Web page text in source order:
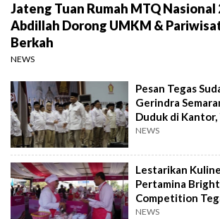
Jateng Tuan Rumah MTQ Nasional
Abdillah Dorong UMKM &
Berkah
NEWS
Pesan Tegas
Gerindra
Duduk di
NEWS
Lestarikan
Pertamina
Competition
Baru
NEWS